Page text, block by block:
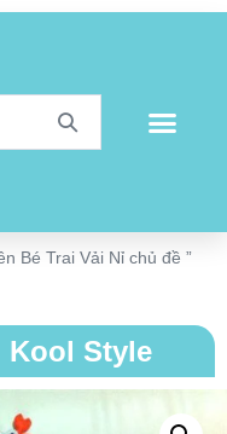
Bé Trai Vải Nỉ chủ đề ”
Kool Style